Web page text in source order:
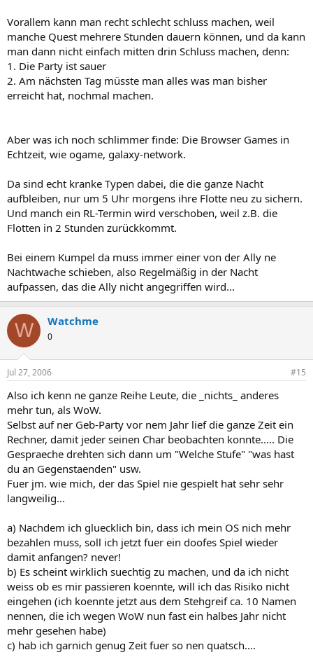
Vorallem kann man recht schlecht schluss machen, weil
manche Quest mehrere Stunden dauern können, und da kann
man dann nicht einfach mitten drin Schluss machen, denn:
1. Die Party ist sauer
2. Am nächsten Tag müsste man alles was man bisher
erreicht hat, nochmal machen.
Aber was ich noch schlimmer finde: Die Browser Games in
Echtzeit, wie ogame, galaxy-network.
Da sind echt kranke Typen dabei, die die ganze Nacht
aufbleiben, nur um 5 Uhr morgens ihre Flotte neu zu sichern.
Und manch ein RL-Termin wird verschoben, weil z.B. die
Flotten in 2 Stunden zurückkommt.
Bei einem Kumpel da muss immer einer von der Ally ne
Nachtwache schieben, also Regelmäßig in der Nacht
aufpassen, das die Ally nicht angegriffen wird...
W Watchme
0
Jul 27, 2006 #15
Also ich kenn ne ganze Reihe Leute, die _nichts_ anderes
mehr tun, als WoW.
Selbst auf ner Geb-Party vor nem Jahr lief die ganze Zeit ein
Rechner, damit jeder seinen Char beobachten konnte..... Die
Gespraeche drehten sich dann um "Welche Stufe" "was hast
du an Gegenstaenden" usw.
Fuer jm. wie mich, der das Spiel nie gespielt hat sehr sehr
langweilig...
a) Nachdem ich gluecklich bin, dass ich mein OS nich mehr
bezahlen muss, soll ich jetzt fuer ein doofes Spiel wieder
damit anfangen? never!
b) Es scheint wirklich suechtig zu machen, und da ich nicht
weiss ob es mir passieren koennte, will ich das Risiko nicht
eingehen (ich koennte jetzt aus dem Stehgreif ca. 10 Namen
nennen, die ich wegen WoW nun fast ein halbes Jahr nicht
mehr gesehen habe)
c) hab ich garnich genug Zeit fuer so nen quatsch....